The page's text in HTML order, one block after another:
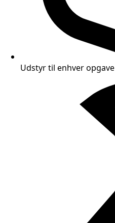
Udstyr til enhver opgave